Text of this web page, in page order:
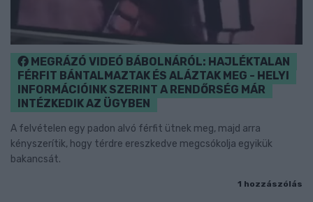
MEGRÁZÓ VIDEÓ BÁBOLNÁRÓL: HAJLÉKTALAN
FÉRFIT BÁNTALMAZTAK ÉS ALÁZTAK MEG - HELYI
INFORMÁCIÓINK SZERINT A RENDŐRSÉG MÁR
INTÉZKEDIK AZ ÜGYBEN
A felvételen egy padon alvó férfit ütnek meg, majd arra
kényszerítik, hogy térdre ereszkedve megcsókolja egyikük
bakancsát.
1 hozzászólás